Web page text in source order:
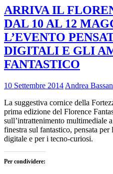
ARRIVA IL
DAL 10 AL 12
L’EVENTO
DIGITALI E GLI
FANTASTICO
10 Settembre 2014 Andrea
La suggestiva cornice della
prima edizione del Florence
sull’intrattenimento multimediale
finestra sul fantastico, pensata
digitale e per i tecno-curiosi.
Per condividere: